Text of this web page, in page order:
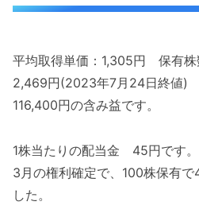
平均取得単価：1,305円 保有
2,469円(2023年7月24日終値)
116,400円の含み益です。
1株当たりの配当金 45円です。
3月の権利確定で、100株保有
した。